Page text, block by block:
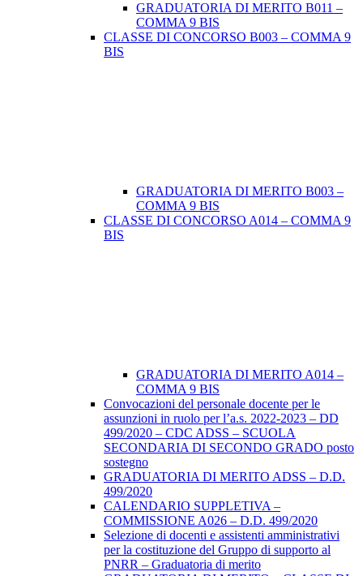
GRADUATORIA DI MERITO B011 –
COMMA 9 BIS
CLASSE DI CONCORSO B003 – COMMA 9
BIS
GRADUATORIA DI MERITO B003 –
COMMA 9 BIS
CLASSE DI CONCORSO A014 – COMMA 9
BIS
GRADUATORIA DI MERITO A014 –
COMMA 9 BIS
Convocazioni del personale docente per le
assunzioni in ruolo per l’a.s. 2022-2023 – DD
499/2020 – CDC ADSS – SCUOLA
SECONDARIA DI SECONDO GRADO posto
sostegno
GRADUATORIA DI MERITO ADSS – D.D.
499/2020
CALENDARIO SUPPLETIVA –
COMMISSIONE A026 – D.D. 499/2020
Selezione di docenti e assistenti amministrativi
per la costituzione del Gruppo di supporto al
PNRR – Graduatoria di merito